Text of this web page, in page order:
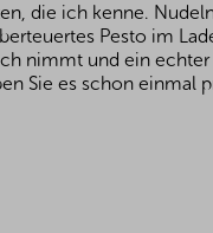
die ich kenne.
Pesto im
nimmt und ein
Sie es schon